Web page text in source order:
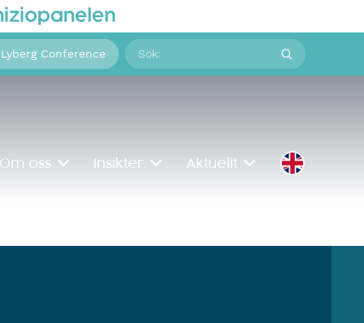
Conference
Sök
på:
Om oss Insikter Aktuellt